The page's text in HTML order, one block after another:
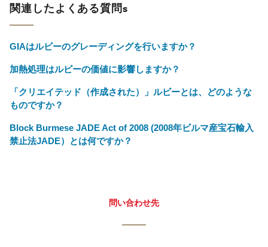
関連したよくある質問s
GIAはルビーのグレーディングを行いますか？
加熱処理はルビーの価値に影響しますか？
「クリエイテッド（作成された）」ルビーとは、どのような
ものですか？
Block Burmese JADE Act of 2008 (2008年ビルマ産宝石輸入
禁止法JADE）とは何ですか？
問い合わせ先